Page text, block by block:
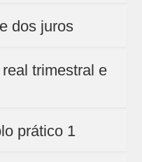
dos juros
trimestral e
prático 1